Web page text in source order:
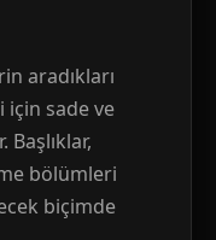
aradıkları
için sade ve
Başlıklar,
bölümleri
biçimde